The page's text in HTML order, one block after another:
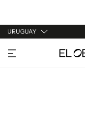
URUGUAY
URUGUAY
ARGENTINA